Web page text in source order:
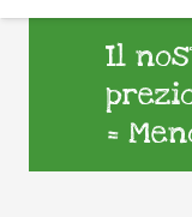
Il
=